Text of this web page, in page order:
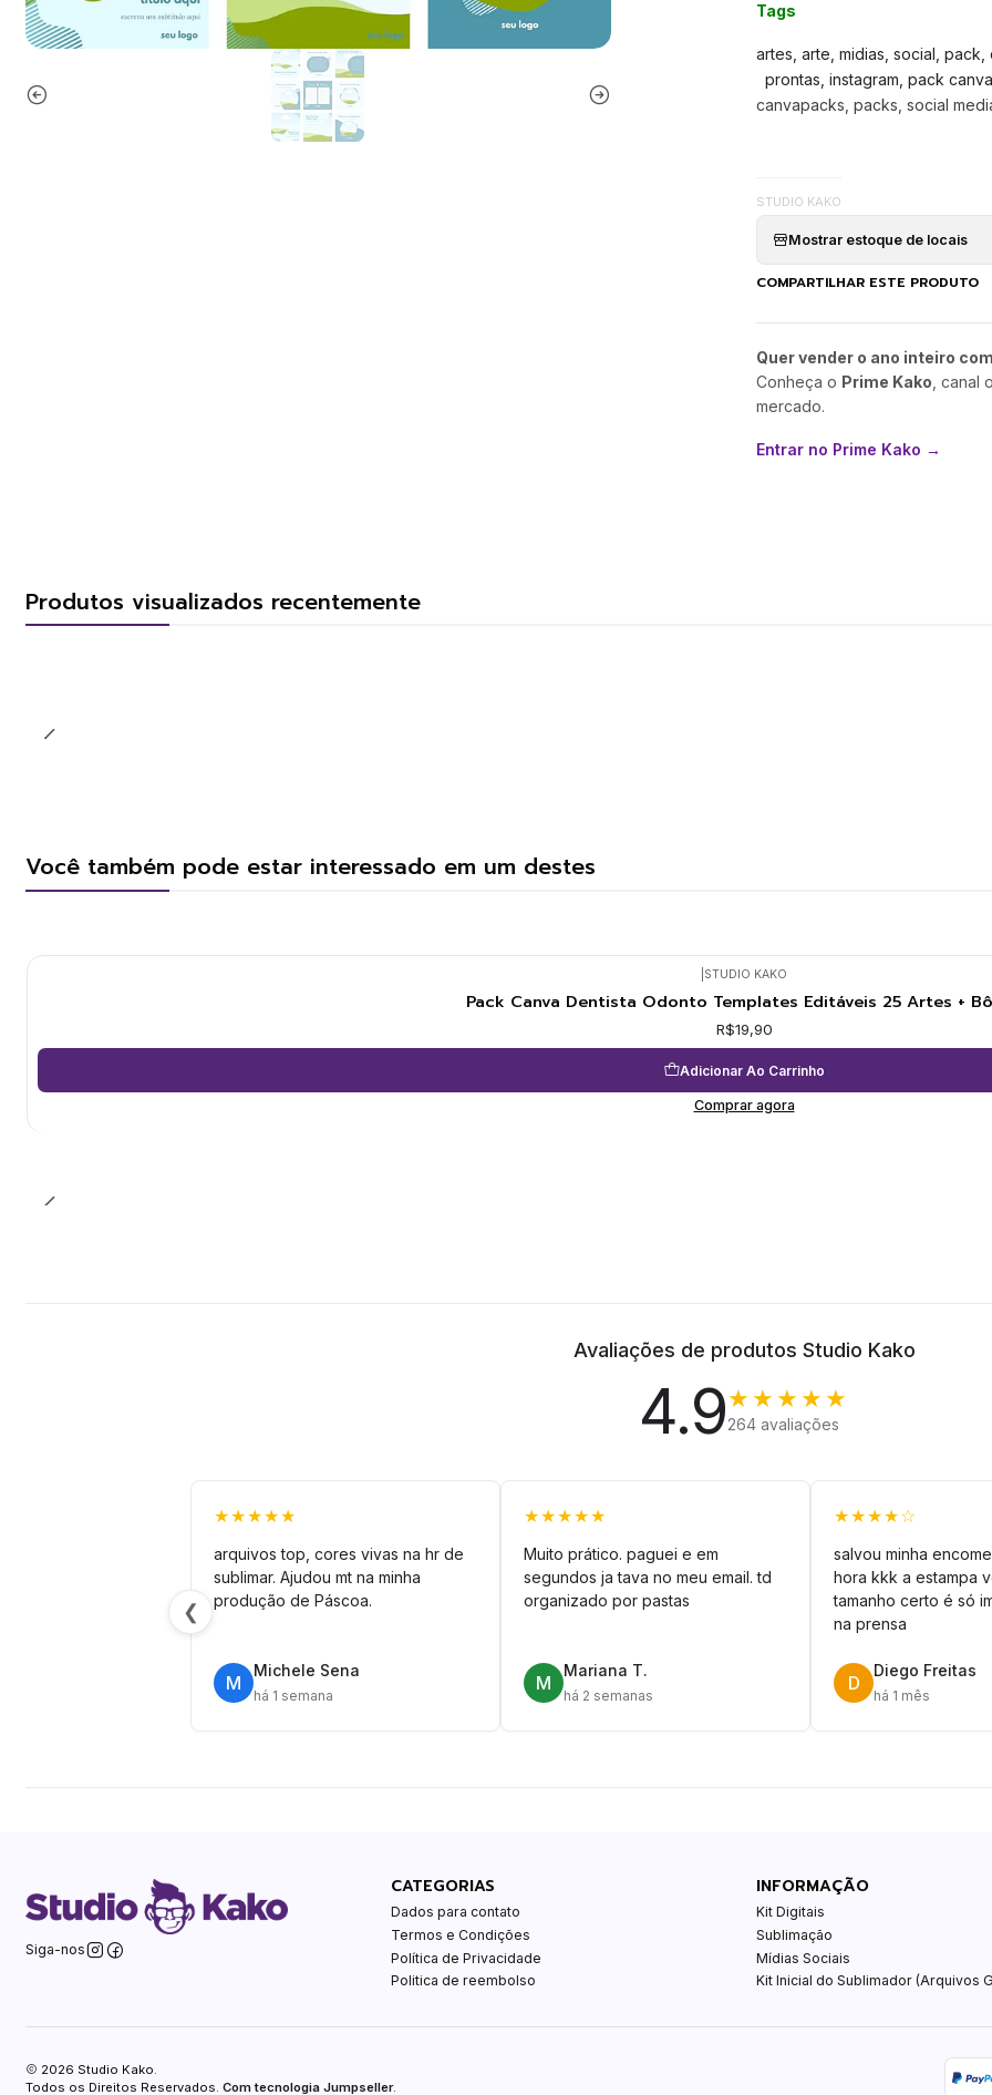
Tags
artes, arte, midias, social,
prontas, instagram, pack
canvapacks, packs, social
STUDIO KAKO
Mostrar estoque de locais
COMPARTILHAR ESTE PRODUTO
Quer vender o ano inteiro
Conheça o Prime Kako ,
mercado.
Entrar no Prime Kako →
Produtos visualizados recentemente
Você também pode estar interessado em um destes
STUDIO KAKO
Pack Canva Dentista Odonto Templates Editáveis 25 Artes +
R$19,90
Adicionar Ao Carrinho
Comprar agora
Avaliações de produtos Studio Kako
4.9★★★★★
264 avaliações
❮
★★★★★
arquivos top, cores vivas na hr de
sublimar. Ajudou mt na minha
produção de Páscoa.
M
Michele Sena
há 1 semana
★★★★★
Muito prático. paguei e em
segundos ja tava no meu email. td
organizado por pastas
M
Mariana T.
há 2 semanas
★★★★☆
salvou minha
hora kkk a estampa
tamanho certo é só
na prensa
D
Diego Freitas
há 1 mês
Siga-nos
CATEGORIAS
Dados para contato
Termos e Condições
Política de Privacidade
Politica de reembolso
INFORMAÇÃO
Kit Digitais
Sublimação
Mídias Sociais
Kit Inicial do Sublimador (Arquivos
2026 Studio Kako.
Todos os Direitos Reservados. Com tecnologia Jumpseller.